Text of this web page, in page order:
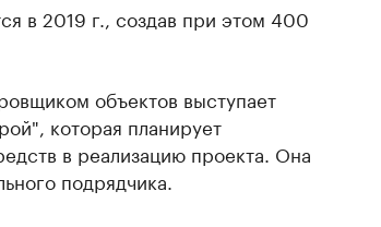
в 2019 г., создав при этом 400
объектов выступает
которая планирует
в реализацию проекта. Она
подрядчика.